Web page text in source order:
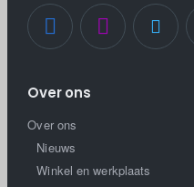
Over ons
Over ons
Nieuws
Winkel en werkplaats